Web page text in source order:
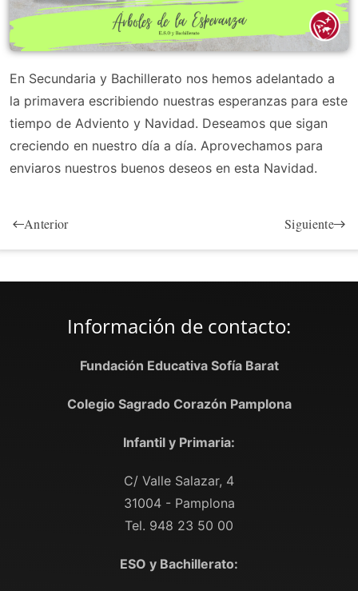
En Secundaria y Bachillerato nos hemos adelantado a
la primavera escribiendo nuestras esperanzas para este
tiempo de Adviento y Navidad. Deseamos que sigan
creciendo en nuestro día a día. Aprovechamos para
enviaros nuestros buenos deseos en esta Navidad.
Anterior Siguiente
Información de contacto:
Fundación Educativa Sofía Barat
Colegio Sagrado Corazón Pamplona
Infantil y Primaria:
C/ Valle Salazar, 4
31004 - Pamplona
Tel. 948 23 50 00
ESO y Bachillerato: